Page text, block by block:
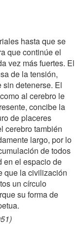
hasta que se
que continúe el
vez más fuertes. El
de la tensión,
detenerse. El
al cerebro le
concibe la
de placeres
cerebro también
largo, por lo
de todos
en el espacio de
que la civilización
un círculo
su forma de